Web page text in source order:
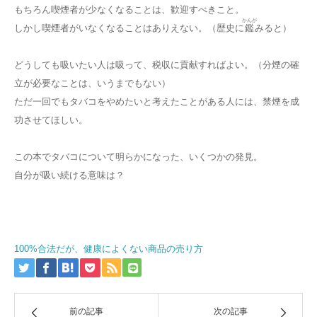
もちろん喫煙者が少なくなることは、歓迎すべきこと。
しかし喫煙者がいなくなることはありえない。（歴史に鑑
かんが
みると）
どうしても吸いたい人は吸って、税収に貢献すればよい。（分煙の確
立が必要なことは、いうまでもない）
ただ一回でもタバコをやめたいと考えたことがある人には、禁煙を成
功させてほしい。
この本でタバコについて明らかになった、いくつかの発見。
自分が吸い続ける意味は？
100%合法だが、健康によくない商品の売り方
前の記事 次の記事